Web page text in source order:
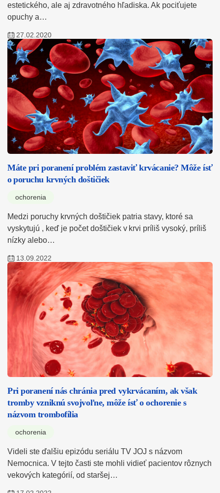
estetického, ale aj zdravotného hľadiska. Ak pociťujete
opuchy a…
27.02.2020
Máte pri poranení problém zastaviť krvácanie? Môže ísť
o poruchu krvných doštičiek
ochorenia
Medzi poruchy krvných doštičiek patria stavy, ktoré sa
vyskytujú , keď je počet doštičiek v krvi príliš vysoký, príliš
nízky alebo…
13.09.2022
Pri poranení nás chránia pred vykrvácaním, ak však
tromby vzniknú svojvoľne, môže ísť o ochorenie s
názvom trombofília
ochorenia
Videli ste ďalšiu epizódu seriálu TV JOJ s názvom
Nemocnica. V tejto časti ste mohli vidieť pacientov rôznych
vekových kategórií, od staršej…